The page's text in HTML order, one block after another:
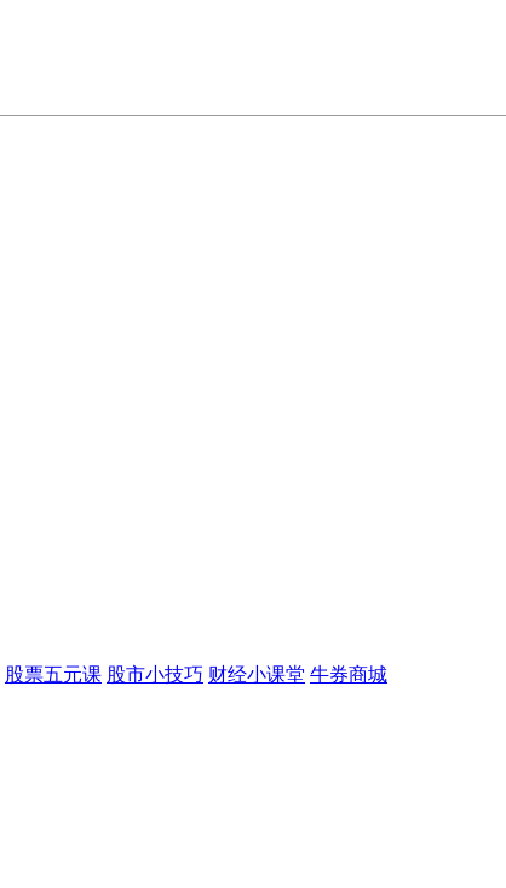
股票五元课 股市小技巧 财经小课堂 牛券商城